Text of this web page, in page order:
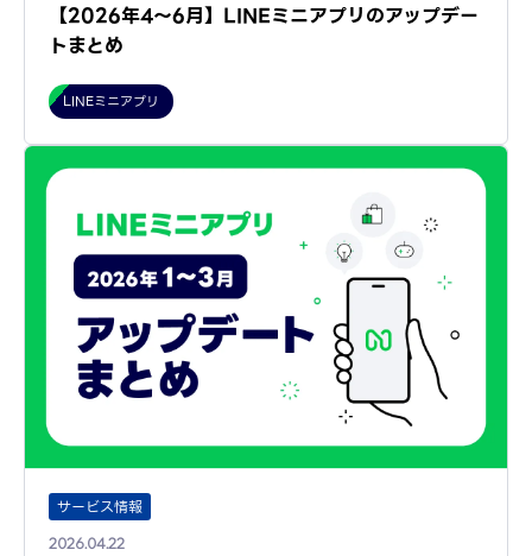
【2026年4～6月】LINEミニアプリのアップデー
トまとめ
LINEミニアプリ
サービス情報
2026.04.22